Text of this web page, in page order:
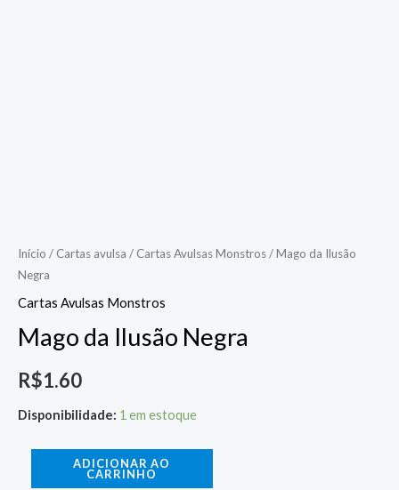
Início / Cartas avulsa / Cartas Avulsas Monstros/ Mago da Ilusão
Negra
Cartas Avulsas Monstros
Mago da Ilusão Negra
R$1.60
Disponibilidade: 1 em estoque
ADICIONAR AO
CARRINHO